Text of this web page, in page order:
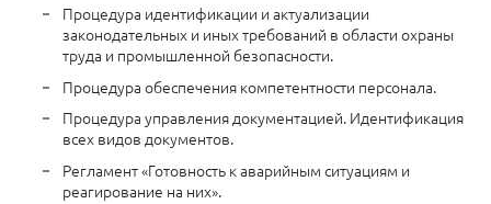
Процедура идентификации и актуализации
законодательных и иных требований в области охраны
труда и промышленной безопасности.
Процедура обеспечения компетентности персонала.
Процедура управления документацией. Идентификация
всех видов документов.
Регламент «Готовность к аварийным ситуациям и
реагирование на них».